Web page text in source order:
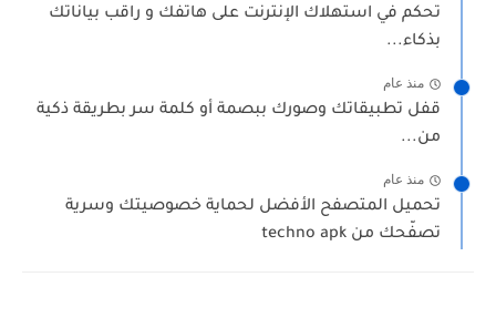
تحكم في استهلاك الإنترنت على هاتفك و راقب بياناتك
بذكاء...
منذ عام
قفل تطبيقاتك وصورك ببصمة أو كلمة سر بطريقة ذكية
من...
منذ عام
تحميل المتصفح الأفضل لحماية خصوصيتك وسرية
تصفّحك من techno apk